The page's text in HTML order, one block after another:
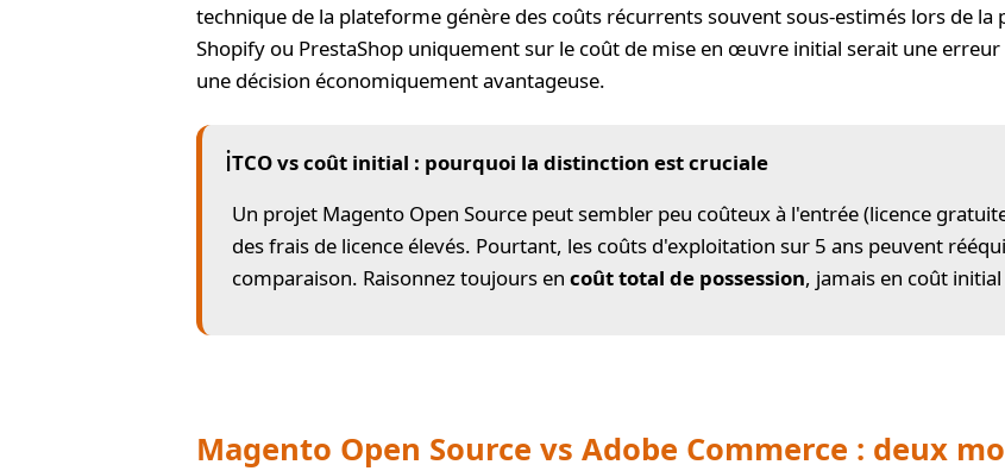
technique de la plateforme génère des coûts récurrents souvent sous-estimés lors de la
Shopify ou PrestaShop uniquement sur le coût de mise en œuvre initial serait une erreur
une décision économiquement avantageuse.
ℹ️TCO vs coût initial : pourquoi la distinction est cruciale
Un projet Magento Open Source peut sembler peu coûteux à l'entrée (licence
des frais de licence élevés. Pourtant, les coûts d'exploitation sur 5 ans peuvent
comparaison. Raisonnez toujours encoût total de possession, jamais en coût
Magento Open Source vs Adobe Commerce : deux